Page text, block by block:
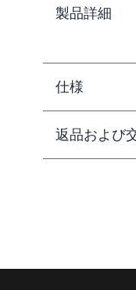
製品詳細
仕様
返品および